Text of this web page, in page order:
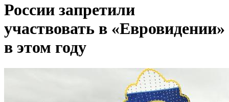
России запретили
участвовать в «Евровидении»
в этом году